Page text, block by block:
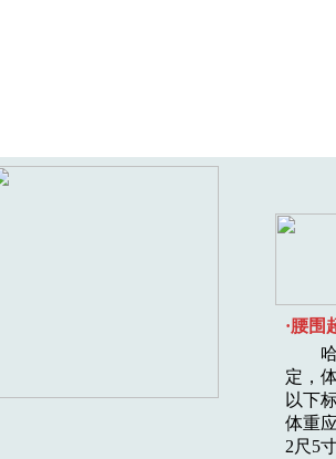
·腰围
哈
定，
以下
体重
2尺5